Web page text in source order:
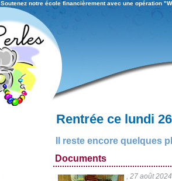
Soutenez notre école financièrement avec une opération
Rentrée ce lundi
Il reste encore quelques
Documents
, 27 août